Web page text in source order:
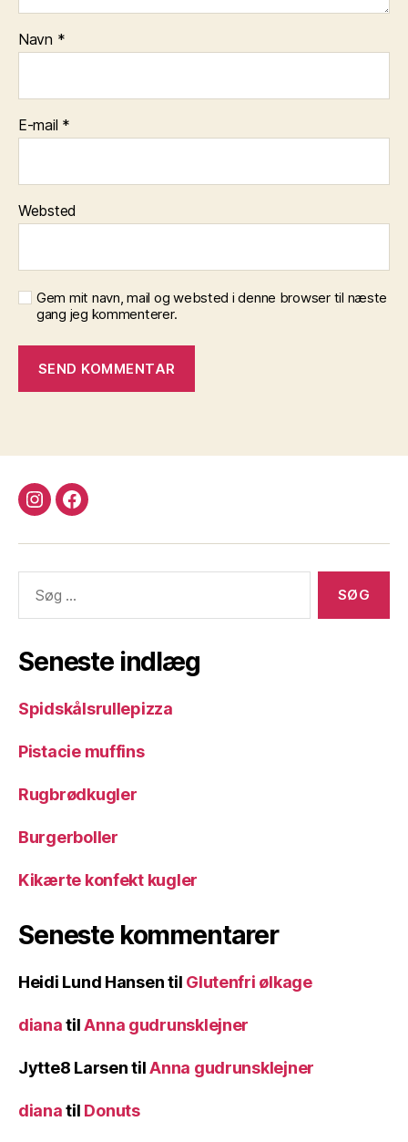
Navn *
E-mail *
Websted
Gem mit navn, mail og websted i denne browser til næste
gang jeg kommenterer.
instagramfacebook
efter:
Seneste indlæg
Spidskålsrullepizza
Pistacie muffins
Rugbrødkugler
Burgerboller
Kikærte konfekt kugler
Seneste kommentarer
Heidi Lund Hansentil Glutenfri ølkage
dianatilAnna gudrunsklejner
Jytte8 LarsentilAnna gudrunsklejner
dianatil Donuts